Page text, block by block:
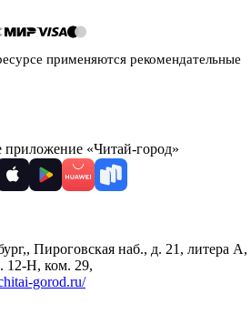
применяются рекомендательные
приложение «Читай-город»
, Пироговская наб., д. 21, литера А,
12-Н, ком. 29,
gorod.ru/